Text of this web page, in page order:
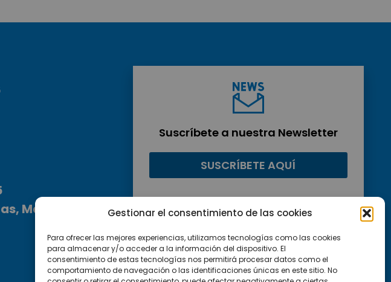
Gestionar el consentimiento de las cookies
Para ofrecer las mejores experiencias, utilizamos tecnologías como las cookies
para almacenar y/o acceder a la información del dispositivo. El
consentimiento de estas tecnologías nos permitirá procesar datos como el
comportamiento de navegación o las identificaciones únicas en este sitio. No
Málaga
Suscríbete a nuestra Newsletter
SUSCRÍBETE AQUÍ